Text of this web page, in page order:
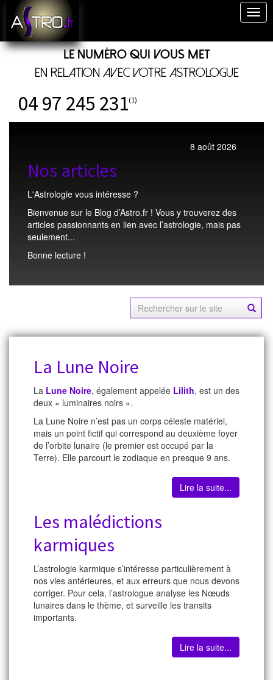
Le numéro qui vous met
en relation avec votre astrologue
04 97 245 231(1)
8 août 2026
Nos articles
L'Astrologie vous intéresse ?
Bienvenue sur le Blog d’Astro.fr ! Vous y trouverez des
articles passionnants en lien avec l’astrologie, mais pas
seulement...
Bonne lecture !
La Lune Noire
La Lune Noire, également appelée Lilith, est un des
deux « luminaires noirs ».
La Lune Noire n’est pas un corps céleste matériel,
mais un point fictif qui correspond au deuxième foyer
de l’orbite lunaire (le premier est occupé par la
Terre). Elle parcourt le zodiaque en presque 9 ans.
Lire la suite...
Les malédictions
karmiques
L’astrologie karmique s’intéresse particulièrement à
nos vies antérieures, et aux erreurs que nous devons
corriger. Pour cela, l’astrologue analyse les Nœuds
lunaires dans le thème, et surveille les transits
importants.
Lire la suite...